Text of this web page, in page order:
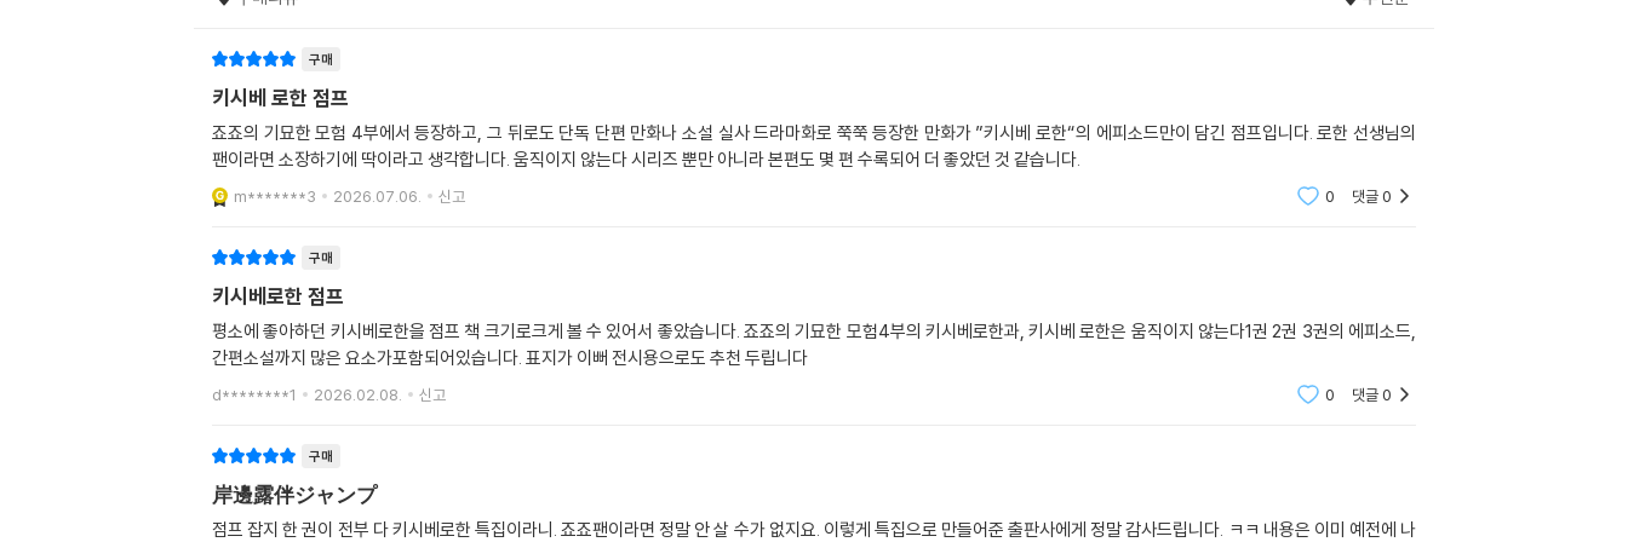
구매
키시베 로한 점프
죠죠의 기묘한 모험 4부에서 등장하고, 그 뒤로도 단독 단편 만화나 소설 실사 드라마화로 쭉쭉 등장한 만화가 ”키시베 로한“의 에피소드만이 담긴 점프입니다. 로한 선생님의
팬이라면 소장하기에 딱이라고 생각합니다. 움직이지 않는다 시리즈 뿐만 아니라 본편도 몇 편 수록되어 더 좋았던 것 같습니다.
m*******3 2026.07.06. 신고 0 댓글0
구매
키시베로한 점프
평소에 좋아하던 키시베로한을 점프 책 크기로크게 볼 수 있어서 좋았습니다. 죠죠의 기묘한 모험4부의 키시베로한과, 키시베 로한은 움직이지 않는다1권 2권 3권의 에피소드,
간편소설까지 많은 요소가포함되어있습니다. 표지가 이뻐 전시용으로도 추천 두립니다
d********1 2026.02.08. 신고 0 댓글0
구매
岸邊露伴ジャンプ
점프 잡지 한 권이 전부 다 키시베로한 특집이라니. 죠죠팬이라면 정말 안 살 수가 없지요. 이렇게 특집으로 만들어준 출판사에게 정말 감사드립니다. ㅋㅋ 내용은 이미 예전에 나